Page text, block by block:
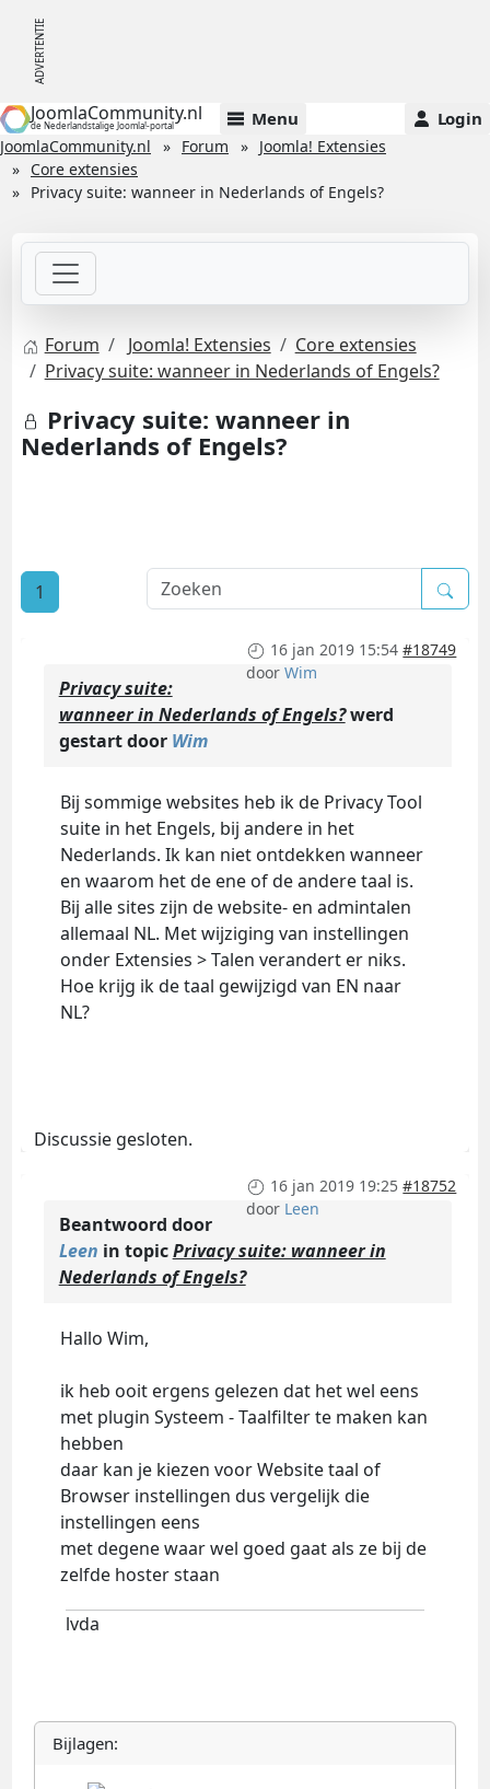
JoomlaCommunity.nl
de Nederlandstalige Joomla!-portal Menu Login
JoomlaCommunity.nl Forum
Joomla! Extensies
Core extensies
Privacy suite: wanneer in Nederlands of Engels?
Forum Joomla! Extensies
Core extensies
Privacy suite: wanneer in Nederlands of Engels?
Privacy suite: wanneer in
Nederlands of Engels?
1
16 jan 2019 15:54 #18749
doorWim
Privacy suite:
wanneer in Nederlands of Engels?werd
gestart door Wim
Bij sommige websites heb ik de Privacy Tool
suite in het Engels, bij andere in het
Nederlands. Ik kan niet ontdekken wanneer
en waarom het de ene of de andere taal is.
Bij alle sites zijn de website- en admintalen
allemaal NL. Met wijziging van instellingen
onder Extensies > Talen verandert er niks.
Hoe krijg ik de taal gewijzigd van EN naar
NL?
Discussie gesloten.
16 jan 2019 19:25 #18752
door Leen
Beantwoord door
Leen in topicPrivacy suite: wanneer in
Nederlands of Engels?
Hallo Wim,
ik heb ooit ergens gelezen dat het wel eens
met plugin Systeem - Taalfilter te maken kan
hebben
daar kan je kiezen voor Website taal of
Browser instellingen dus vergelijk die
instellingen eens
met degene waar wel goed gaat als ze bij de
zelfde hoster staan
lvda
Bijlagen: